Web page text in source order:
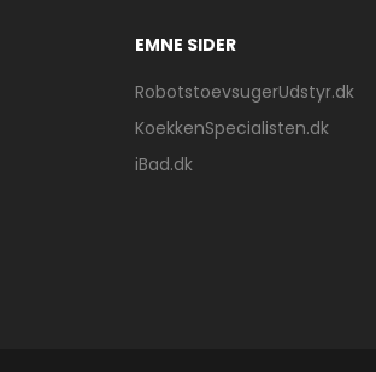
EMNE SIDER
RobotstoevsugerUdstyr.dk
KoekkenSpecialisten.dk
iBad.dk